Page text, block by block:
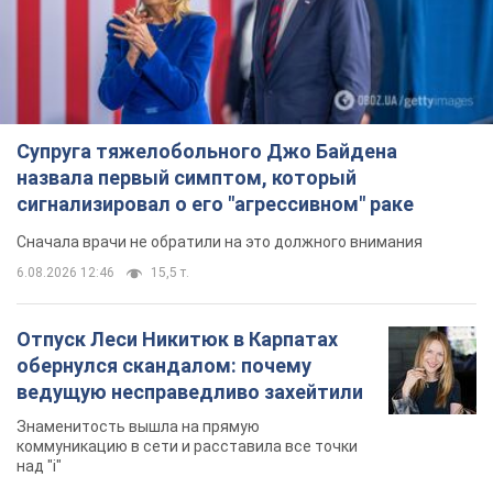
Супруга тяжелобольного Джо Байдена
назвала первый симптом, который
сигнализировал о его "агрессивном" раке
Сначала врачи не обратили на это должного внимания
6.08.2026 12:46 15,5 т.
Отпуск Леси Никитюк в Карпатах
обернулся скандалом: почему
ведущую несправедливо захейтили
Знаменитость вышла на прямую
коммуникацию в сети и расставила все точки
над "i"